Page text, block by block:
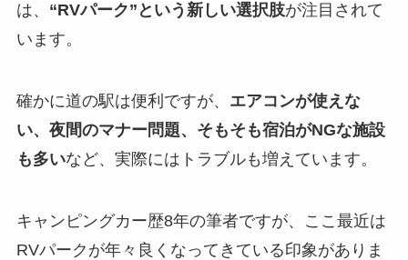
は、 “RVパーク”という新しい選択肢が注目されて
います。
確かに道の駅は便利ですが、 エアコンが使えな
い、夜間のマナー問題、そもそも宿泊がNGな施設
も多いなど、実際にはトラブルも増えています。
キャンピングカー歴8年の筆者ですが、ここ最近は
RVパークが年々良くなってきている印象がありま